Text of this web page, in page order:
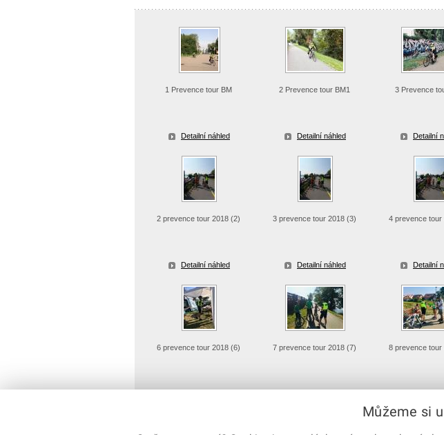
1 Prevence tour BM
Detailní náhled
2 Prevence tour BM1
Detailní náhled
3 Prevence
Detailní
2 prevence tour 2018 (2)
Detailní náhled
3 prevence tour 2018 (3)
Detailní náhled
4 prevence tour
Detailní
6 prevence tour 2018 (6) 7 prevence tour 2018 (7) 8 prevence tour
Můžeme si